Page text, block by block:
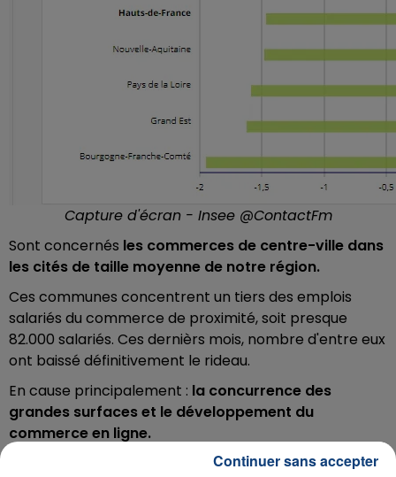
Capture d'écran - Insee @ContactFm
Sont concernés les commerces de centre-ville dans
les cités de taille moyenne de notre région.
Ces communes concentrent un tiers des emplois
salariés du commerce de proximité, soit presque
82.000 salariés. Ces dernièrs mois, nombre d'entre eux
ont baissé définitivement le rideau.
En cause principalement : la concurrence des
grandes surfaces et le développement du
commerce en ligne.
Téléchargez gratuitement l'application Contact FM
Continuer sans accepter